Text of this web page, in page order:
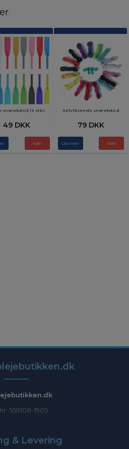
snørebånd (2 stk.)
49 DKK
Køb
Selvlåsende snørebånd
79 DKK
Läs mer Køb
559108-1905
& Levering